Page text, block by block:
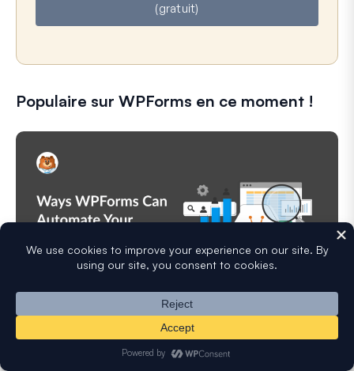
l
(gratuit)
Populaire sur WPForms en ce moment !
Rationalisez vos opérations : 5 façons dont
WPForms peut automatiser votre entreprise
WPForms peut vous aider à éliminer les étapes